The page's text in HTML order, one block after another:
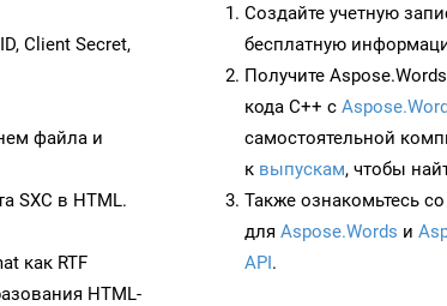
Client Secret,
файла и
SXC в HTML.
как RTF
HTML-
Создайте учетную
бесплатную
Получите
кода C++ с
самостоятельной
к выпускам, чтобы
Также ознакомьтесь
для Aspose.Words и
API.